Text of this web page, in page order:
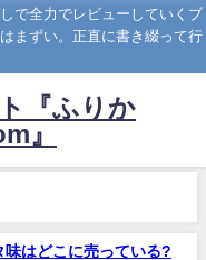
で全力でレビューしていくブ
まずい。正直に書き綴って行
『ふりか
』
はどこに売っている?